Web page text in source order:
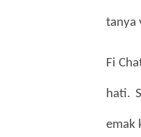
tanya
Fi
hati.
emak